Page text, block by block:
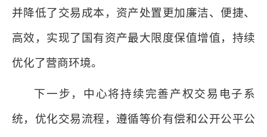
并降低了交易成本，资产处置更加廉洁、便捷、
高效，实现了国有资产最大限度保值增值，持续
优化了营商环境。
下一步，中心将持续完善产权交易电子系
统，优化交易流程，遵循等价有偿和公开公平公